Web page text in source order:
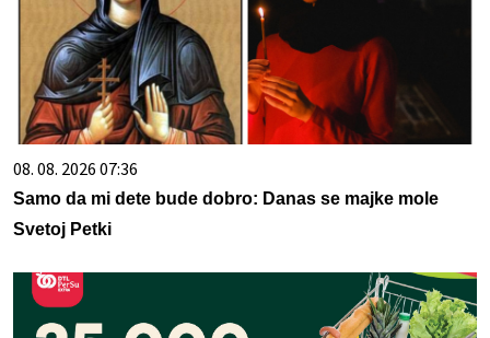
08. 08. 2026 07:36
Samo da mi dete bude dobro: Danas se majke mole
Svetoj Petki